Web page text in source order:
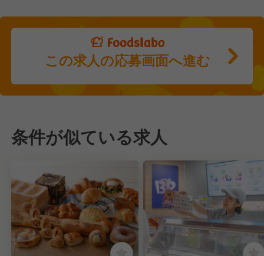
この求人の応募画面へ進む
条件が似ている求人